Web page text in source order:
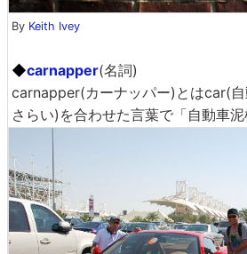
By Keith Ivey
◆carnapper(名詞)
carnapper(カーナッパー)とはcar(
さらい)を合わせた言葉で「自動車泥